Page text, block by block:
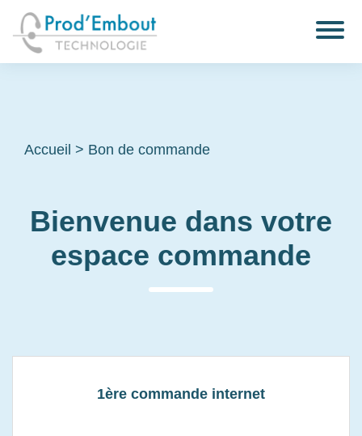
Accueil > Bon de commande
Bienvenue dans votre
espace commande
1ère commande internet